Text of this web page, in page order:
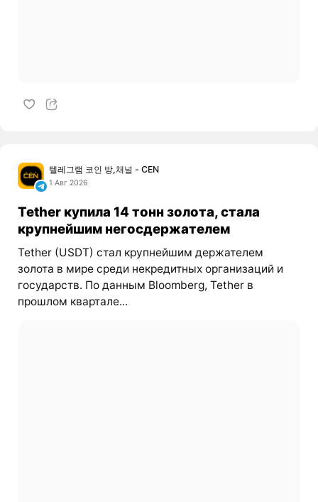
텔레그램 코인 방,채널 - CEN
1 Авг 2026
Tether купила 14 тонн золота, стала
крупнейшим негосдержателем
Tether (USDT) стал крупнейшим держателем
золота в мире среди некредитных организаций и
государств. По данным Bloomberg, Tether в
прошлом квартале...